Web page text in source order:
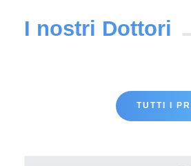
I nostri Dottori
TUTTI I